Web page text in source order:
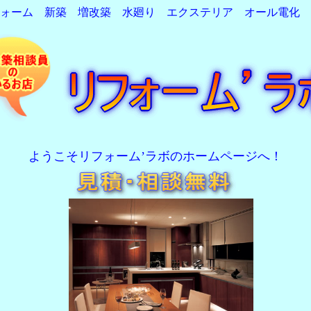
ォーム 新築 増改築 水廻り エクステリア オール電化
ようこそリフォーム’ラボのホームページへ！